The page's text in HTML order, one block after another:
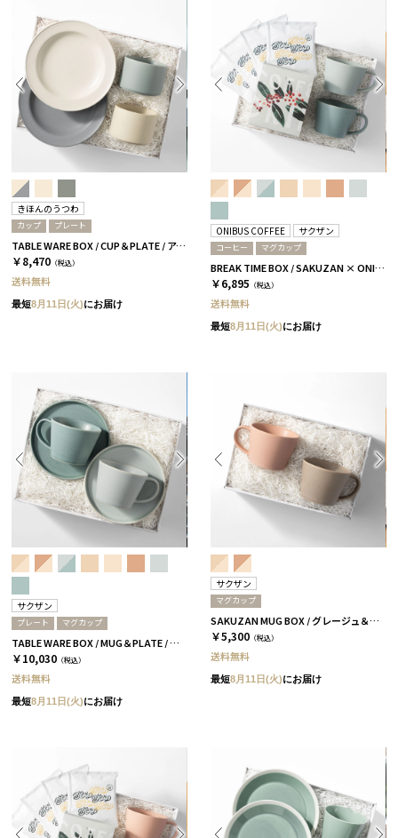
きほんのうつわ
カップ プレート
TABLE WARE BOX / CUP＆PLATE / アイボリー＆グレー［きほんのうつわ］
￥8,470 （税込）
送料無料
最短8月11日(火)にお届け
ONIBUS COFFEE サクザン
コーヒー マグカップ
BREAK TIME BOX / SAKUZAN × ONIBUS COFFEE スカイブルー＆アクアブルー
￥6,895 （税込）
送料無料
最短8月11日(火)にお届け
サクザン
プレート マグカップ
TABLE WARE BOX / MUG＆PLATE / スカイブルー＆アクアブルー［サクザン×HYACCA］
￥10,030 （税込）
送料無料
最短8月11日(火)にお届け
サクザン
マグカップ
SAKUZAN MUG BOX / グレージュ＆コーラルベージュ［サクザン×HYACCA］
￥5,300 （税込）
送料無料
最短8月11日(火)にお届け